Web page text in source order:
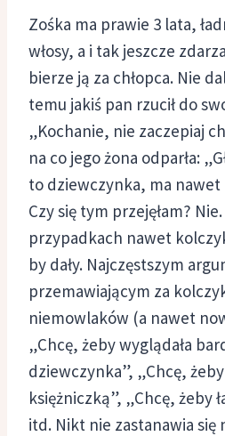
Zośka ma prawie 3 lata,
włosy, a i tak jeszcze
bierze ją za chłopca. Nie
temu jakiś pan rzucił do
„Kochanie, nie zaczepiaj
na co jego żona odparła:
to dziewczynka, ma nawet
Czy się tym przejęłam?
przypadkach nawet
by dały. Najczęstszym
przemawiającym za
niemowlaków (a nawet
„Chcę, żeby wyglądała
dziewczynka”, „Chcę,
księżniczką”, „Chcę, żeby
itd. Nikt nie zastanawia się